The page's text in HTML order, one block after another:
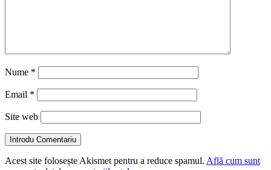
Nume *
Email *
Site web
Introdu Comentariu
Acest site folosește Akismet pentru a reduce spamul. Află cum sunt